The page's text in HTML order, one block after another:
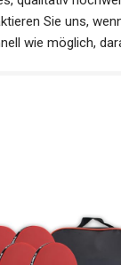
qualitativ
Sie uns,